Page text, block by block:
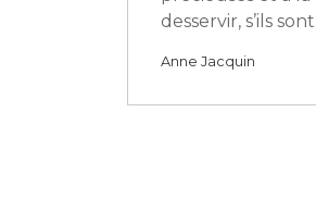
desservir, s’ils
Anne Jacquin